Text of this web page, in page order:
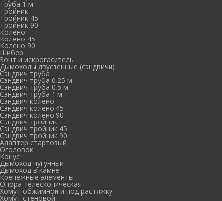
Труба 1 м
Тройник
Тройник 45
Тройник 90
Колено
Колено 45
Колено 90
Шибер
Зонт и искрогаситель
Дымоходы двустенные (сэндвичи)
Сэндвич труба
Сэндвич труба 0,25 м
Сэндвич труба 0,5 м
Сэндвич труба 1 м
Сэндвич колено
Сэндвич колено 45
Сэндвич колено 90
Сэндвич тройник
Сэндвич тройник 45
Сэндвич тройник 90
Адаптер стартовый
Оголовок
Конус
Дымоход чугунный
Дымоход в камне
Крепежные элементы
Опора телескопическая
Хомут обжимной и под растяжку
Хомут стеновой